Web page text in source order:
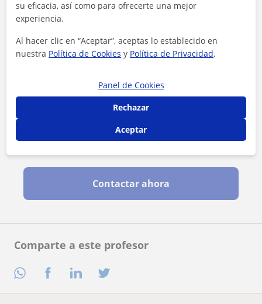
Comparte a este profesor
Contactar ahora
su eficacia, así como para ofrecerte una mejor
experiencia.
Al hacer clic en “Aceptar”, aceptas lo establecido en
nuestra Política de Cookies y Política de Privacidad.
Panel de Cookies
Rechazar
Aceptar